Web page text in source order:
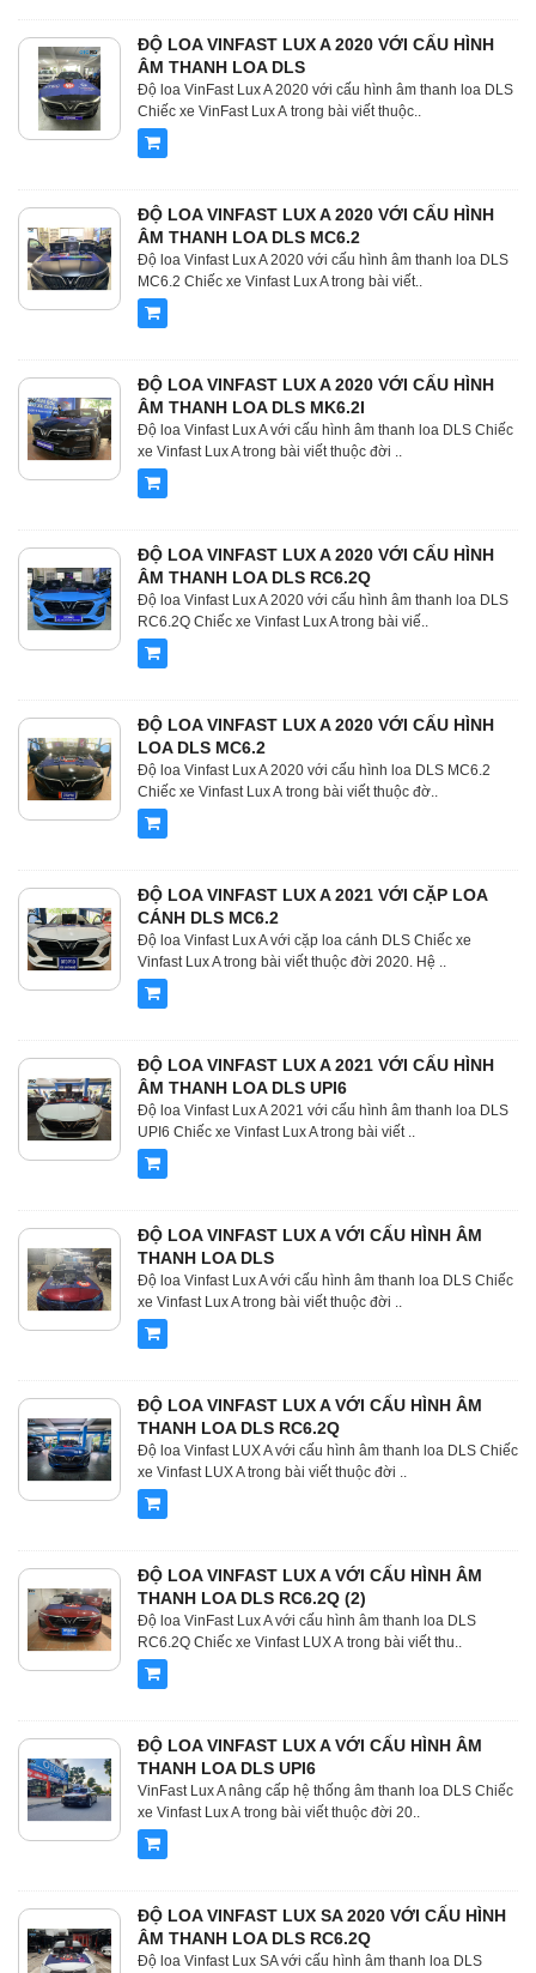
ĐỘ LOA VINFAST LUX A 2020 VỚI CẤU HÌNH
ÂM THANH LOA DLS
Độ loa VinFast Lux A 2020 với cấu hình âm thanh loa DLS
Chiếc xe VinFast Lux A trong bài viết thuộc..
ĐỘ LOA VINFAST LUX A 2020 VỚI CẤU HÌNH
ÂM THANH LOA DLS MC6.2
Độ loa Vinfast Lux A 2020 với cấu hình âm thanh loa DLS
MC6.2 Chiếc xe Vinfast Lux A trong bài viết..
ĐỘ LOA VINFAST LUX A 2020 VỚI CẤU HÌNH
ÂM THANH LOA DLS MK6.2I
Độ loa Vinfast Lux A với cấu hình âm thanh loa DLS Chiếc
xe Vinfast Lux A trong bài viết thuộc đời ..
ĐỘ LOA VINFAST LUX A 2020 VỚI CẤU HÌNH
ÂM THANH LOA DLS RC6.2Q
Độ loa Vinfast Lux A 2020 với cấu hình âm thanh loa DLS
RC6.2Q Chiếc xe Vinfast Lux A trong bài viế..
ĐỘ LOA VINFAST LUX A 2020 VỚI CẤU HÌNH
LOA DLS MC6.2
Độ loa Vinfast Lux A 2020 với cấu hình loa DLS MC6.2
Chiếc xe Vinfast Lux A trong bài viết thuộc đờ..
ĐỘ LOA VINFAST LUX A 2021 VỚI CẶP LOA
CÁNH DLS MC6.2
Độ loa Vinfast Lux A với cặp loa cánh DLS Chiếc xe
Vinfast Lux A trong bài viết thuộc đời 2020. Hệ ..
ĐỘ LOA VINFAST LUX A 2021 VỚI CẤU HÌNH
ÂM THANH LOA DLS UPI6
Độ loa Vinfast Lux A 2021 với cấu hình âm thanh loa DLS
UPI6 Chiếc xe Vinfast Lux A trong bài viết ..
ĐỘ LOA VINFAST LUX A VỚI CẤU HÌNH ÂM
THANH LOA DLS
Độ loa Vinfast Lux A với cấu hình âm thanh loa DLS Chiếc
xe Vinfast Lux A trong bài viết thuộc đời ..
ĐỘ LOA VINFAST LUX A VỚI CẤU HÌNH ÂM
THANH LOA DLS RC6.2Q
Độ loa Vinfast LUX A với cấu hình âm thanh loa DLS Chiếc
xe Vinfast LUX A trong bài viết thuộc đời ..
ĐỘ LOA VINFAST LUX A VỚI CẤU HÌNH ÂM
THANH LOA DLS RC6.2Q (2)
Độ loa VinFast Lux A với cấu hình âm thanh loa DLS
RC6.2Q Chiếc xe Vinfast LUX A trong bài viết thu..
ĐỘ LOA VINFAST LUX A VỚI CẤU HÌNH ÂM
THANH LOA DLS UPI6
VinFast Lux A nâng cấp hệ thống âm thanh loa DLS Chiếc
xe Vinfast Lux A trong bài viết thuộc đời 20..
ĐỘ LOA VINFAST LUX SA 2020 VỚI CẤU HÌNH
ÂM THANH LOA DLS RC6.2Q
Độ loa Vinfast Lux SA với cấu hình âm thanh loa DLS